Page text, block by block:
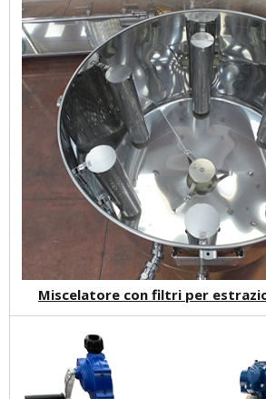
Miscelatore con filtri per